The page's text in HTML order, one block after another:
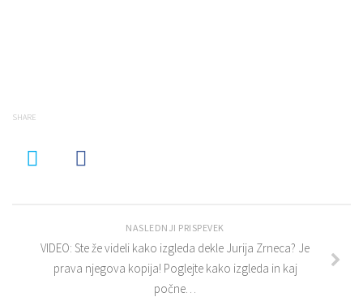
SHARE
NASLEDNJI PRISPEVEK
VIDEO: Ste že videli kako izgleda dekle Jurija Zrneca? Je
prava njegova kopija! Poglejte kako izgleda in kaj
počne…